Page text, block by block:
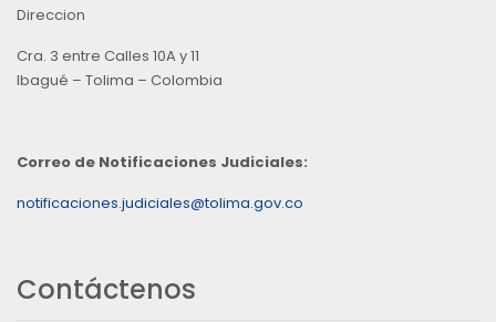
Direccion
Cra. 3 entre Calles 10A y 11
Ibagué – Tolima – Colombia
Correo de Notificaciones Judiciales:
notificaciones.judiciales@tolima.gov.co
Contáctenos